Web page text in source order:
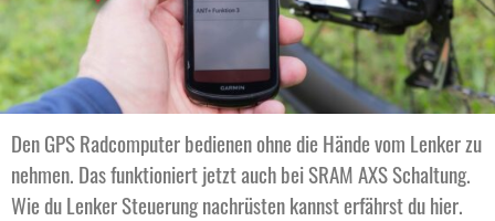
Den GPS Radcomputer bedienen ohne die Hände vom Lenker zu
nehmen. Das funktioniert jetzt auch bei SRAM AXS Schaltung.
Wie du Lenker Steuerung nachrüsten kannst erfährst du hier.